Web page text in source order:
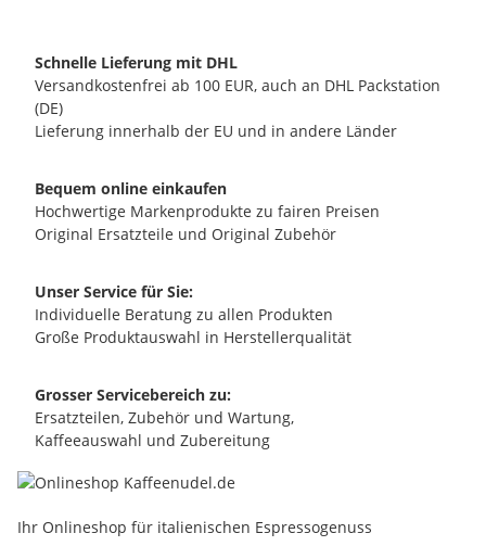
Schnelle Lieferung mit DHL
Versandkostenfrei ab 100 EUR, auch an DHL Packstation
(DE)
Lieferung innerhalb der EU und in andere Länder
Bequem online einkaufen
Hochwertige Markenprodukte zu fairen Preisen
Original Ersatzteile und Original Zubehör
Unser Service für Sie:
Individuelle Beratung zu allen Produkten
Große Produktauswahl in Herstellerqualität
Grosser Servicebereich zu:
Ersatzteilen, Zubehör und Wartung,
Kaffeeauswahl und Zubereitung
Ihr Onlineshop für italienischen Espressogenuss